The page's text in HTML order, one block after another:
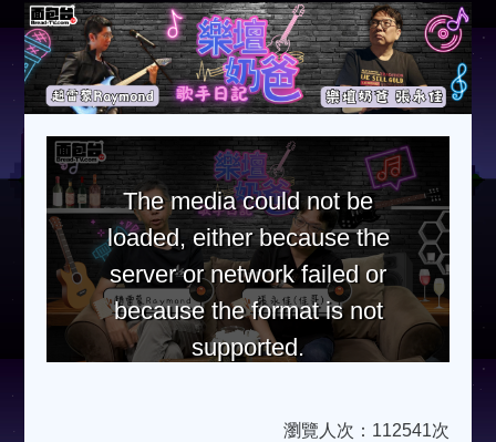
The media could not be
loaded, either because the
server or network failed or
because the format is not
supported.
瀏覽人次：112541次